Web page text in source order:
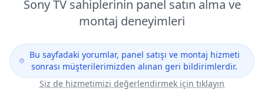
SonyTV sahiplerinin panel satın alma ve
montaj deneyimleri
Bu sayfadaki yorumlar, panel satışı ve montaj hizmeti
sonrası müşterilerimizden alınan geri bildirimlerdir.
Siz de hizmetimizi değerlendirmek için tıklayın